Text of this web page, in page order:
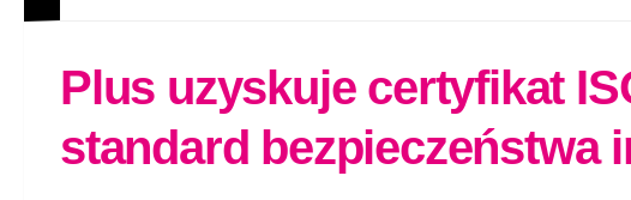
Plus uzyskuje certyfikat
standard bezpieczeństwa